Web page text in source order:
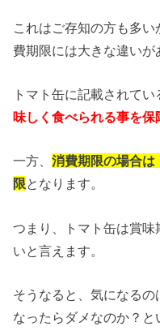
これはご存知の方も多
費期限には大きな違いが
トマト缶に記載されてい
味しく食べられる事を保
一方、消費期限の場合は
限となります。
つまり、トマト缶は賞
いと言えます。
そうなると、気になるの
なったらダメなのか？と